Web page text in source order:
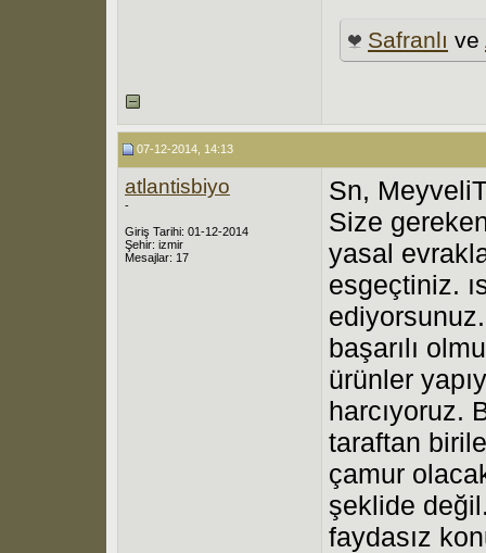
Safranlı ve
07-12-2014, 14:13
atlantisbiyo
-
Giriş Tarihi: 01-12-2014
Şehir: izmir
Mesajlar: 17
Sn,
Size
yasal
esgeçtiniz.
başarılı
ürünler
harcıyoruz.
taraftan
çamur
şeklide
faydasız